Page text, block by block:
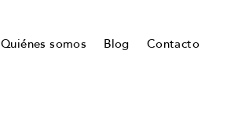
Quiénes somos Blog Contacto